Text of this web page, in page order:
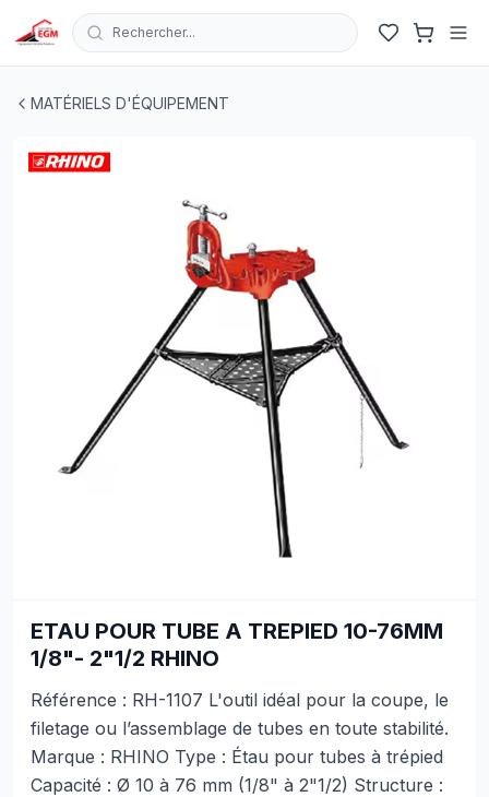
Rechercher...
MATÉRIELS D'ÉQUIPEMENT
ETAU POUR TUBE A TREPIED 10-76MM
1/8"- 2"1/2 RHINO
Référence : RH-1107 L'outil idéal pour la coupe, le
filetage ou l’assemblage de tubes en toute stabilité.
Marque : RHINO Type : Étau pour tubes à trépied
Capacité : Ø 10 à 76 mm (1/8" à 2"1/2) Structure :